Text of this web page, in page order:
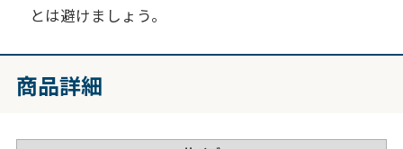
とは避けましょう。
商品詳細